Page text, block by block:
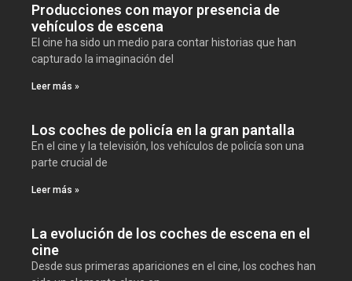
Producciones con mayor presencia de
vehículos de escena
El cine ha sido un medio para contar historias que han
capturado la imaginación del
Leer más »
Los coches de policía en la gran pantalla
En el cine y la televisión, los vehículos de policía son una
parte crucial de
Leer más »
La evolución de los coches de escena en el
cine
Desde sus primeras apariciones en el cine, los coches han